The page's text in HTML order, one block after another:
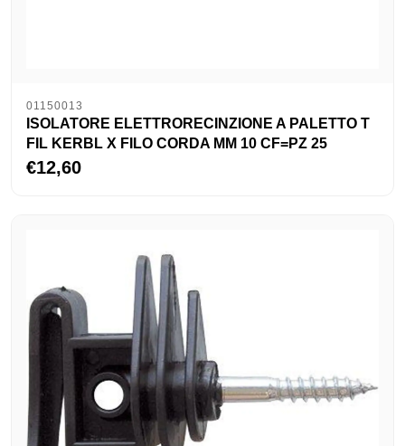
01150013
ISOLATORE ELETTRORECINZIONE A PALETTO T
FIL KERBL X FILO CORDA MM 10 CF=PZ 25
€12,60